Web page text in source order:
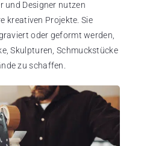
und Designer nutzen
kreativen Projekte. Sie
oder geformt werden,
Skulpturen, Schmuckstücke
zu schaffen.